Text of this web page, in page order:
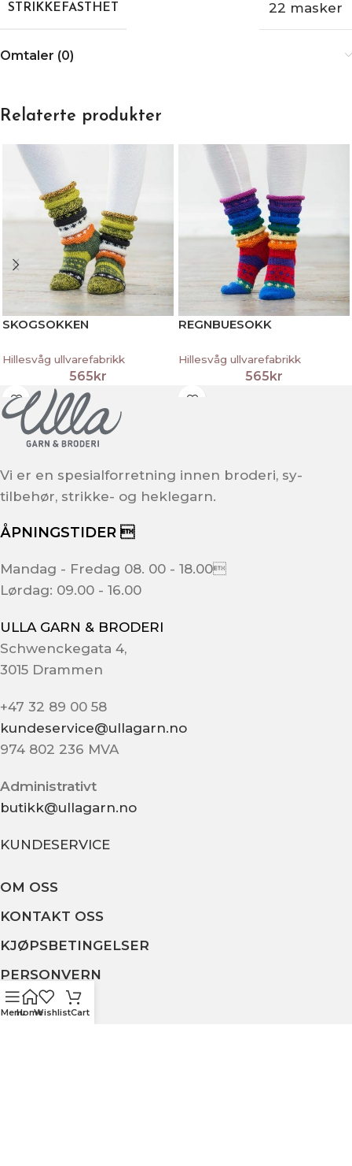
STRIKKEFASTHET 22 masker
Omtaler (0)
Relaterte produkter
SKOGSOKKEN
Hillesvåg ullvarefabrikk
565kr
REGNBUESOKK
Hillesvåg ullvarefabrikk
565kr
Vi er en spesialforretning innen broderi, sy-
tilbehør, strikke- og heklegarn.
ÅPNINGSTIDER 
Mandag - Fredag 08. 00 - 18.00
Lørdag: 09.00 - 16.00
ULLA GARN & BRODERI
Schwenckegata 4,
3015 Drammen
+47 32 89 00 58
kundeservice@ullagarn.no
974 802 236 MVA
Administrativt
butikk@ullagarn.no
KUNDESERVICE
OM OSS
KONTAKT OSS
KJØPSBETINGELSER
PERSONVERN
MenuHomeWishlistCart